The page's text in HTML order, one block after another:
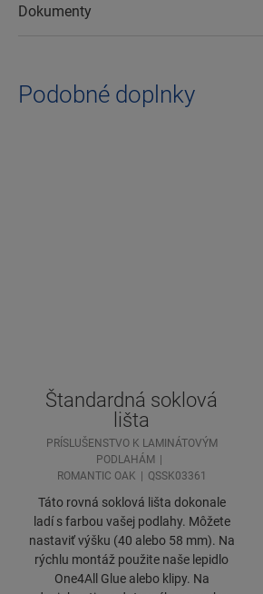
Dokumenty
Podobné doplnky
Štandardná soklová
lišta
PRÍSLUŠENSTVO K LAMINÁTOVÝM
PODLAHÁM
ROMANTIC OAK
QSSK03361
Táto rovná soklová lišta dokonale
ladí s farbou vašej podlahy. Môžete
nastaviť výšku (40 alebo 58 mm). Na
rýchlu montáž použite naše lepidlo
One4All Glue alebo klipy. Na